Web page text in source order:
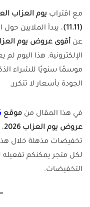
مع اقتراب يوم العزاب
(11.11)
، يبدأ الملايين
عن أقوى عروض يوم
الإلكترونية. هذا اليوم
موسمًا سنويًا للشراء
الجودة بأسعار لا تتكرر.
في هذا المقال من موقع
عروض يوم العزاب 2026
تخفيضات مذهلة خلال
لكل متجر يمكنكم
التخفيضات.